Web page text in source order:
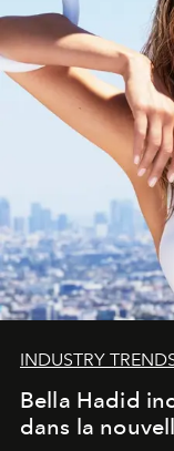
INDUSTRY
Bella Hadid
dans la